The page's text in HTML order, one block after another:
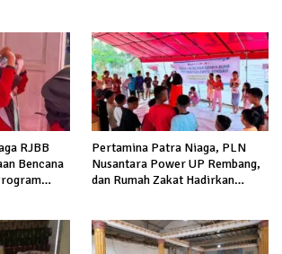
RJBB
Bencana
Pertamina Patra Niaga, PLN
Nusantara Power UP Rembang,
dan Rumah Zakat Hadirkan